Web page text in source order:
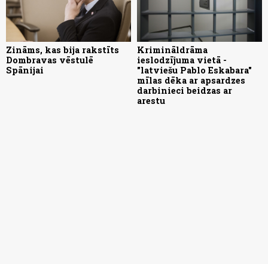
Zināms, kas bija rakstīts
Dombravas vēstulē
Spānijai
Krimināldrāma
ieslodzījuma vietā -
"latviešu Pablo Eskabara"
mīlas dēka ar apsardzes
darbinieci beidzas ar
arestu